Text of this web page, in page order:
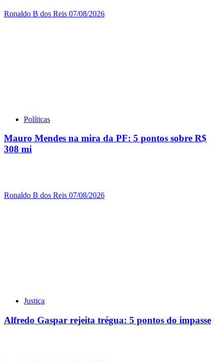
Ronaldo B dos Reis 07/08/2026
Políticas
Mauro Mendes na mira da PF: 5 pontos sobre R$
308 mi
Ronaldo B dos Reis 07/08/2026
Justiça
Alfredo Gaspar rejeita trégua: 5 pontos do impasse